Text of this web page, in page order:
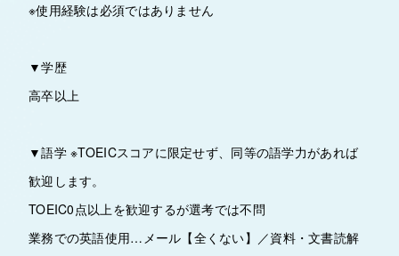
※使用経験は必須ではありません
▼学歴
高卒以上
▼語学 ※TOEICスコアに限定せず、同等の語学力があれば
歓迎します。
TOEIC0点以上を歓迎するが選考では不問
業務での英語使用…メール【全くない】／資料・文書読解